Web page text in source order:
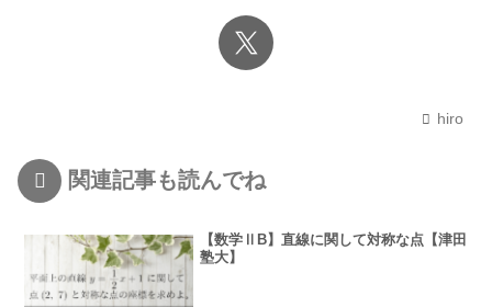
hiro
関連記事も読んでね
【数学ⅡB】直線に関して対称な点【津田
塾大】